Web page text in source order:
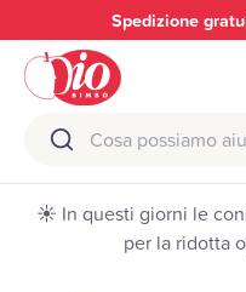
Passa ai contenuti
gratuita da €69 e
Cerca
Cerca
☀️ In questi giorni le
per la ridotta